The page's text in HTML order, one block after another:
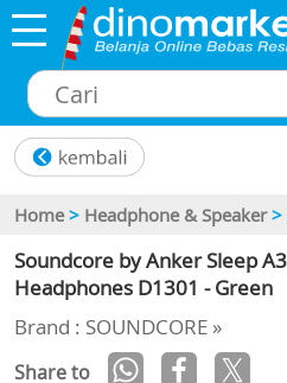
Home > Headphone & Speaker >
Soundcore by Anker Sleep
Headphones D1301 - Green
Brand : SOUNDCORE »
Share to